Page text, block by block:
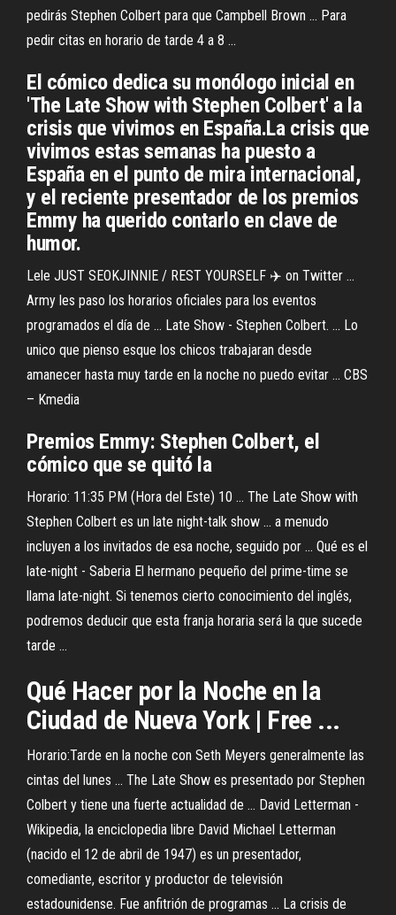
pedirás Stephen Colbert para que Campbell Brown ... Para
pedir citas en horario de tarde 4 a 8 ...
El cómico dedica su monólogo inicial en
'The Late Show with Stephen Colbert' a la
crisis que vivimos en España.La crisis que
vivimos estas semanas ha puesto a
España en el punto de mira internacional,
y el reciente presentador de los premios
Emmy ha querido contarlo en clave de
humor.
Lele JUST SEOKJINNIE / REST YOURSELF ✈️ on Twitter ...
Army les paso los horarios oficiales para los eventos
programados el día de ... Late Show - Stephen Colbert. ... Lo
unico que pienso esque los chicos trabajaran desde
amanecer hasta muy tarde en la noche no puedo evitar ... CBS
– Kmedia
Premios Emmy: Stephen Colbert, el
cómico que se quitó la
Horario: 11:35 PM (Hora del Este) 10 ... The Late Show with
Stephen Colbert es un late night-talk show ... a menudo
incluyen a los invitados de esa noche, seguido por ... Qué es el
late-night - Saberia El hermano pequeño del prime-time se
llama late-night. Si tenemos cierto conocimiento del inglés,
podremos deducir que esta franja horaria será la que sucede
tarde ...
Qué Hacer por la Noche en la
Ciudad de Nueva York | Free ...
Horario:Tarde en la noche con Seth Meyers generalmente las
cintas del lunes ... The Late Show es presentado por Stephen
Colbert y tiene una fuerte actualidad de ... David Letterman -
Wikipedia, la enciclopedia libre David Michael Letterman
(nacido el 12 de abril de 1947) es un presentador,
comediante, escritor y productor de televisión
estadounidense. Fue anfitrión de programas ... La crisis de